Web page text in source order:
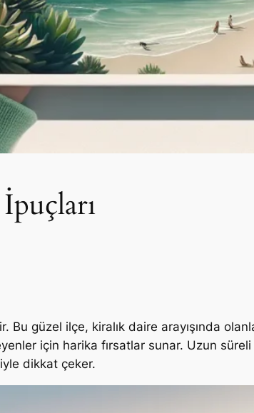
güzel ilçe, kiralık daire arayışında
için harika fırsatlar sunar. Uzun
dikkat çeker.